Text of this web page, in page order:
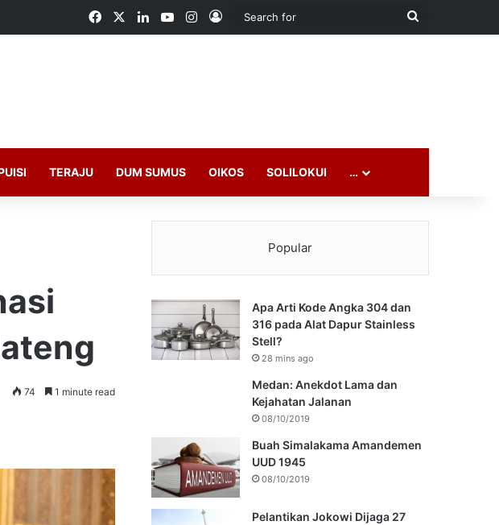
FacebookLinkedInYouTubeInstagram
Log In
Search
TERAJU DUM SUMUS OIKOS SOLILOKUI …
74 1 minute read
Popular
Apa Arti Kode Angka 304 dan
316 pada Alat Dapur Stainless
Stell?
28 mins ago
Medan: Anekdot Lama dan
Kejahatan Jalanan
08/10/2019
Buah Simalakama Amandemen
UUD 1945
08/10/2019
Pelantikan Jokowi Dijaga 27